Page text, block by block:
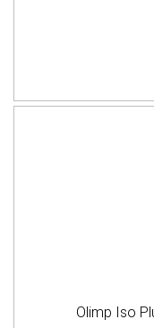
Olimp Iso